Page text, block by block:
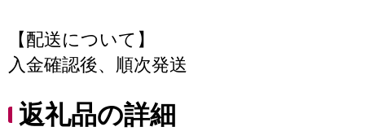
【配送について】
入金確認後、順次発送
返礼品の詳細